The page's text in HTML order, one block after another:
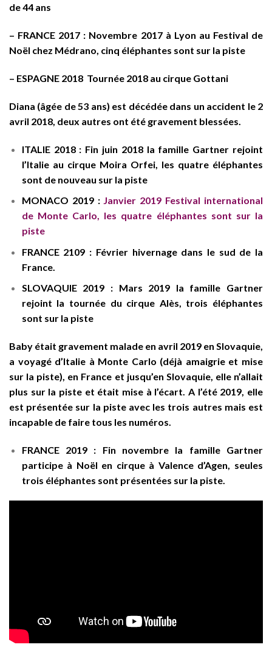
de 44 ans
– FRANCE 2017 : Novembre 2017 à Lyon au Festival de
Noël chez Médrano, cinq éléphantes sont sur la piste
– ESPAGNE 2018 Tournée 2018 au cirque Gottani
Diana (âgée de 53 ans) est décédée dans un accident le 2
avril 2018, deux autres ont été gravement blessées.
ITALIE 2018 : Fin juin 2018 la famille Gartner rejoint
l’Italie au cirque Moira Orfei, les quatre éléphantes
sont de nouveau sur la piste
MONACO 2019 : Janvier 2019 Festival international
de Monte Carlo, les quatre éléphantes sont sur la
piste
FRANCE 2109 : Février hivernage dans le sud de la
France.
SLOVAQUIE 2019 : Mars 2019 la famille Gartner
rejoint la tournée du cirque Alès, trois éléphantes
sont sur la piste
Baby était gravement malade en avril 2019 en Slovaquie,
a voyagé d’Italie à Monte Carlo (déjà amaigrie et mise
sur la piste), en France et jusqu’en Slovaquie, elle n’allait
plus sur la piste et était mise à l’écart. A l’été 2019, elle
est présentée sur la piste avec les trois autres mais est
incapable de faire tous les numéros.
FRANCE 2019 : Fin novembre la famille Gartner
participe à Noël en cirque à Valence d’Agen, seules
trois éléphantes sont présentées sur la piste.